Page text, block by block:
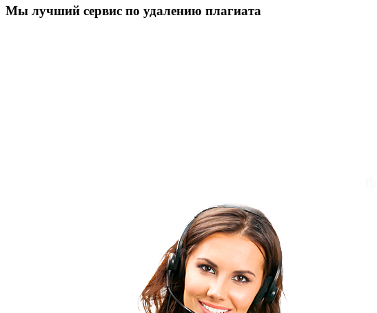
Мы лучший сервис по удалению плагиата